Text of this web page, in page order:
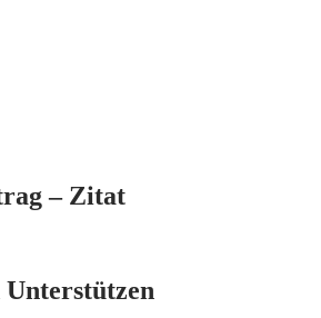
– Zitat